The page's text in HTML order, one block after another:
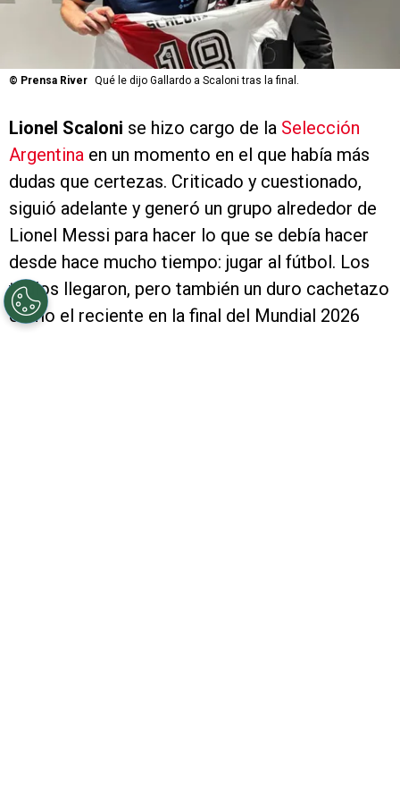
© Prensa River Qué le dijo Gallardo a Scaloni tras la final.
Lionel Scaloni se hizo cargo de la Selección
Argentina en un momento en el que había más
dudas que certezas. Criticado y cuestionado,
siguió adelante y generó un grupo alrededor de
Lionel Messi para hacer lo que se debía hacer
desde hace mucho tiempo: jugar al fútbol. Los
títulos llegaron, pero también un duro cachetazo
como el reciente en la final del Mundial 2026